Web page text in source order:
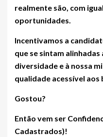
realmente são, com
oportunidades.
Incentivamos a
que se sintam
diversidade e à nossa
qualidade acessível aos
Gostou?
Então vem ser
Cadastrados)!